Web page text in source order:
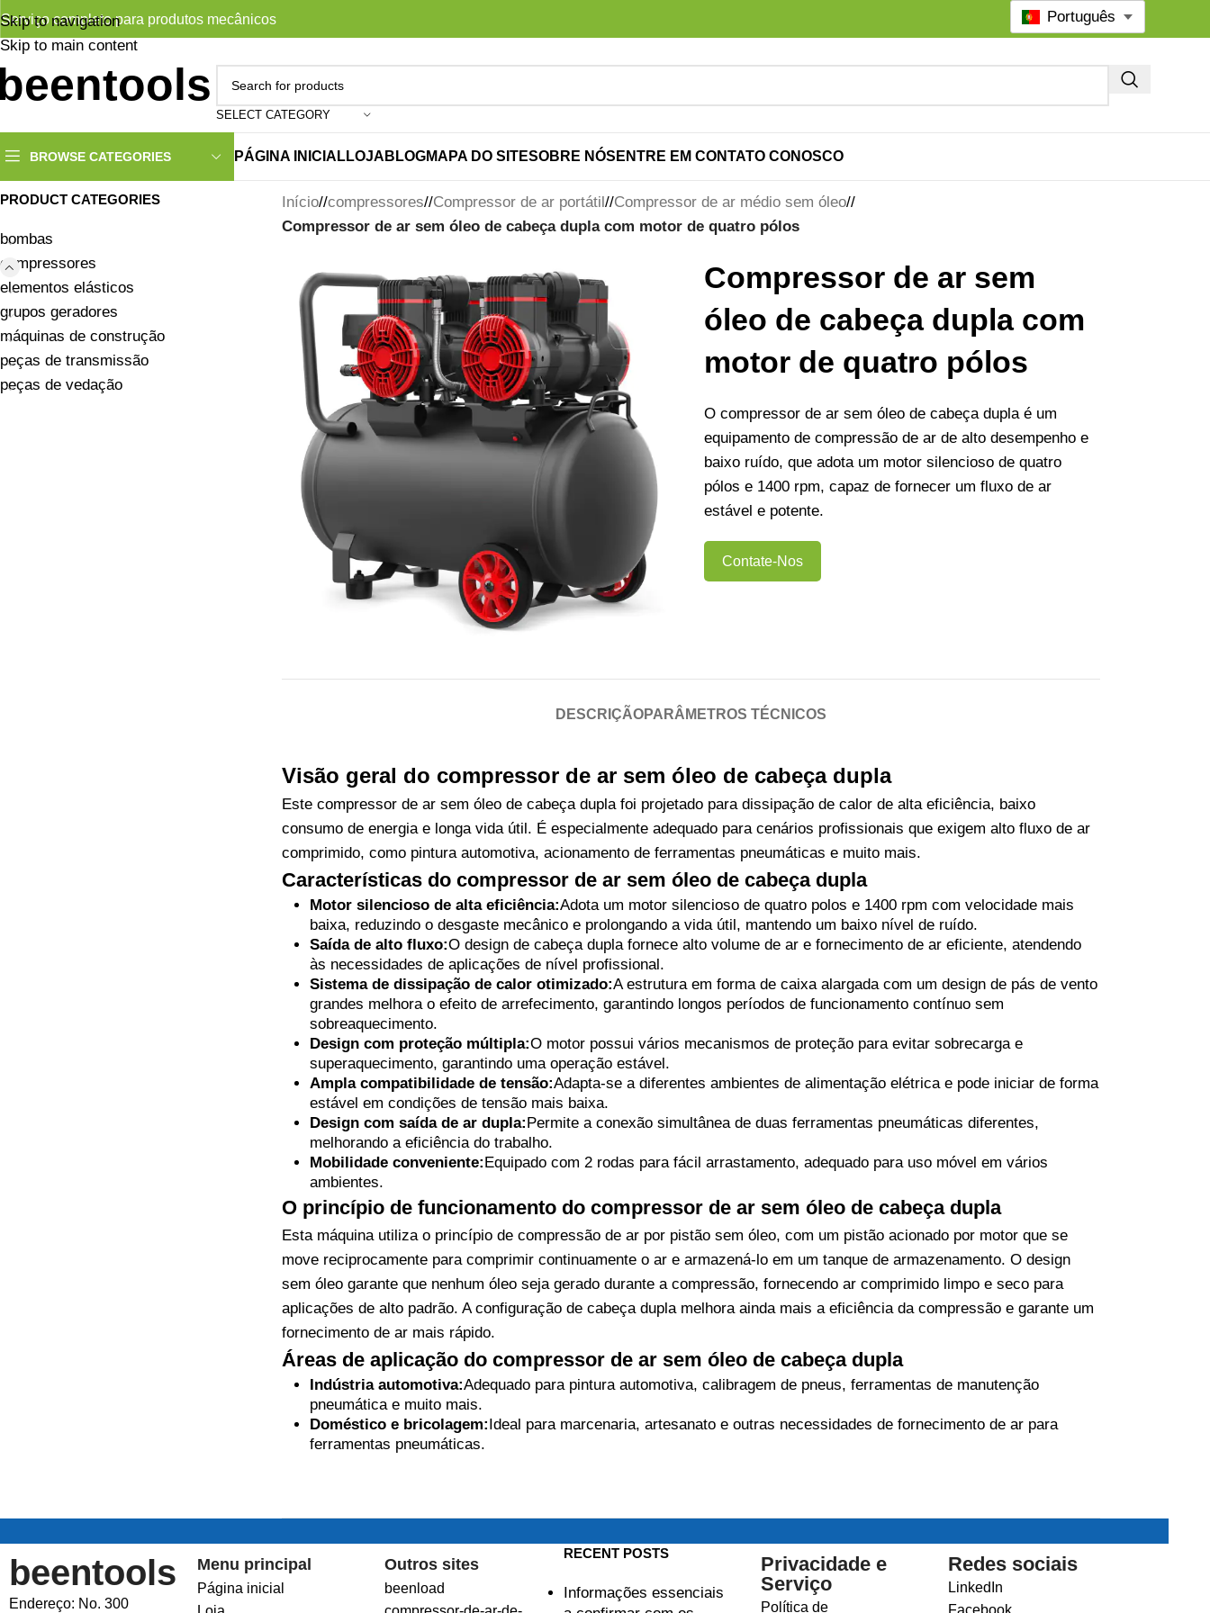
Skip to navigation
Skip to main content
Serviço completo para produtos mecânicos
SELECT CATEGORY
BROWSE CATEGORIES PÁGINA INICIALLOJA BLOGMAPA DO SITESOBRE NÓS ENTRE EM CONTATO CONOSCO
Português
PRODUCT CATEGORIES
bombas
compressores
elementos elásticos
grupos geradores
máquinas de construção
peças de transmissão
peças de vedação
Início/ compressores/ Compressor de ar portátil/ Compressor de ar médio sem óleo/
Compressor de ar sem óleo de cabeça dupla com motor de quatro pólos
Compressor de ar sem
óleo de cabeça dupla com
motor de quatro pólos
O compressor de ar sem óleo de cabeça dupla é um
equipamento de compressão de ar de alto desempenho e
baixo ruído, que adota um motor silencioso de quatro
pólos e 1400 rpm, capaz de fornecer um fluxo de ar
estável e potente.
Contate-Nos
DESCRIÇÃOPARÂMETROS TÉCNICOS
Visão geral do compressor de ar sem óleo de cabeça dupla
Este compressor de ar sem óleo de cabeça dupla foi projetado para dissipação de calor de alta eficiência, baixo
consumo de energia e longa vida útil. É especialmente adequado para cenários profissionais que exigem alto fluxo de ar
comprimido, como pintura automotiva, acionamento de ferramentas pneumáticas e muito mais.
Características do compressor de ar sem óleo de cabeça dupla
Motor silencioso de alta eficiência:Adota um motor silencioso de quatro polos e 1400 rpm com velocidade mais
baixa, reduzindo o desgaste mecânico e prolongando a vida útil, mantendo um baixo nível de ruído.
Saída de alto fluxo:O design de cabeça dupla fornece alto volume de ar e fornecimento de ar eficiente, atendendo
às necessidades de aplicações de nível profissional.
Sistema de dissipação de calor otimizado:A estrutura em forma de caixa alargada com um design de pás de vento
grandes melhora o efeito de arrefecimento, garantindo longos períodos de funcionamento contínuo sem
sobreaquecimento.
Design com proteção múltipla:O motor possui vários mecanismos de proteção para evitar sobrecarga e
superaquecimento, garantindo uma operação estável.
Ampla compatibilidade de tensão:Adapta-se a diferentes ambientes de alimentação elétrica e pode iniciar de forma
estável em condições de tensão mais baixa.
Design com saída de ar dupla: Permite a conexão simultânea de duas ferramentas pneumáticas diferentes,
melhorando a eficiência do trabalho.
Mobilidade conveniente: Equipado com 2 rodas para fácil arrastamento, adequado para uso móvel em vários
ambientes.
O princípio de funcionamento do compressor de ar sem óleo de cabeça dupla
Esta máquina utiliza o princípio de compressão de ar por pistão sem óleo, com um pistão acionado por motor que se
move reciprocamente para comprimir continuamente o ar e armazená-lo em um tanque de armazenamento. O design
sem óleo garante que nenhum óleo seja gerado durante a compressão, fornecendo ar comprimido limpo e seco para
aplicações de alto padrão. A configuração de cabeça dupla melhora ainda mais a eficiência da compressão e garante um
fornecimento de ar mais rápido.
Áreas de aplicação do compressor de ar sem óleo de cabeça dupla
Indústria automotiva:Adequado para pintura automotiva, calibragem de pneus, ferramentas de manutenção
pneumática e muito mais.
Doméstico e bricolagem: Ideal para marcenaria, artesanato e outras necessidades de fornecimento de ar para
ferramentas pneumáticas.
beentools
Endereço: No. 300
Menu principal
Página inicial
Outros sites
beenload
RECENT POSTS
Informações essenciais
Privacidade e
Serviço
Política de
Redes sociais
LinkedIn